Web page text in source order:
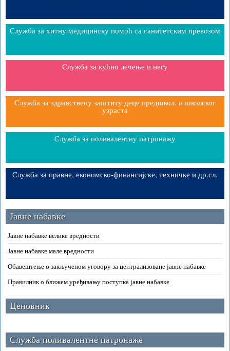
Служба за хитну медицинску помоћ са санитетским превозом
Служба за кућно лечење и негу
Служба за здравствену заштиту деце предшкол. и школског
узраста
Служба за поливалентну патронажу
Служба за правне, економско-финансијске, техничке и др.сл.
Јавне набавке
Јавне набавке велике вредности
Јавне набавке мале вредности
Обавештење о закљученом уговору за централизоване јавне набавке
Правилник о ближем уређивању поступка јавне набавке
Ценовник
Служба поливалентне патронаже